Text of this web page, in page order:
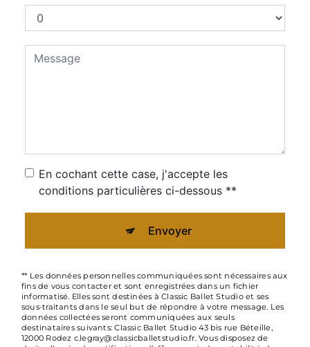
En cochant cette case, j'accepte les
conditions particulières ci-dessous **
Envoyer
** Les données personnelles communiquées sont nécessaires aux
fins de vous contacter et sont enregistrées dans un fichier
informatisé. Elles sont destinées à Classic Ballet Studio et ses
sous-traitants dans le seul but de répondre à votre message. Les
données collectées seront communiquées aux seuls
destinataires suivants: Classic Ballet Studio 43 bis rue Béteille,
12000 Rodez c.legray@classicballetstudio.fr. Vous disposez de